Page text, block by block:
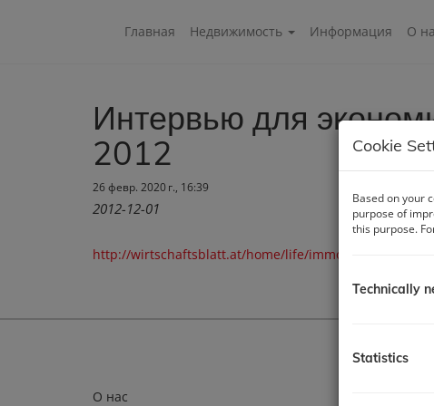
Главная Недвижимость Информация О
Интервью для
2012
26 февр. 2020 г., 16:39
2012-12-01
http://wirtschaftsblatt.at/home/life/immobilien/
О нас
Cookie
Based on your
purpose of
this purpose.
Technically
Statistics